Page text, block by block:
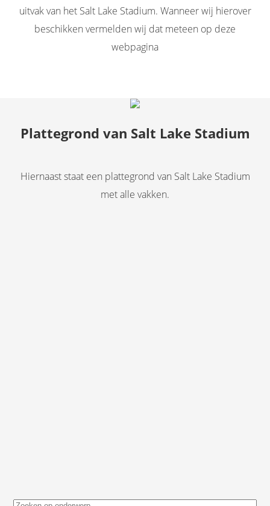
uitvak van het Salt Lake Stadium. Wanneer wij hierover
beschikken vermelden wij dat meteen op deze
webpagina
Plattegrond van Salt Lake Stadium
Hiernaast staat een plattegrond van Salt Lake Stadium
met alle vakken.